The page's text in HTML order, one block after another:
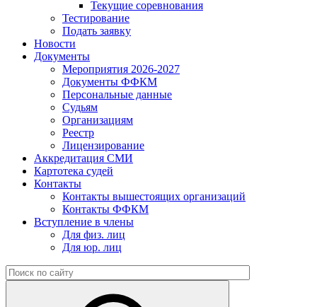
Текущие соревнования
Тестирование
Подать заявку
Новости
Документы
Мероприятия 2026-2027
Документы ФФКМ
Персональные данные
Судьям
Организациям
Реестр
Лицензирование
Аккредитация СМИ
Картотека судей
Контакты
Контакты вышестоящих организаций
Контакты ФФКМ
Вступление в члены
Для физ. лиц
Для юр. лиц